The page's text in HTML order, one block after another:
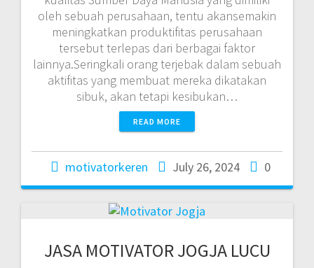
oleh sebuah perusahaan, tentu akansemakin
meningkatkan produktifitas perusahaan
tersebut terlepas dari berbagai faktor
lainnya.Seringkali orang terjebak dalam sebuah
aktifitas yang membuat mereka dikatakan
sibuk, akan tetapi kesibukan…
READ MORE
motivatorkeren July 26, 2024 0
JASA MOTIVATOR JOGJA LUCU